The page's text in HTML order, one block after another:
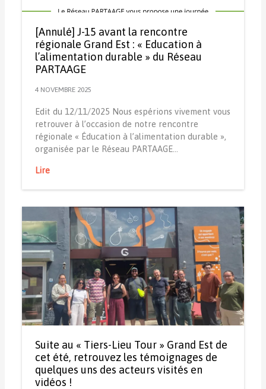
[Annulé] J-15 avant la rencontre
régionale Grand Est : « Education à
l’alimentation durable » du Réseau
PARTAAGE
4 NOVEMBRE 2025
Edit du 12/11/2025 Nous espérions vivement vous
retrouver à l’occasion de notre rencontre
régionale « Éducation à l’alimentation durable »,
organisée par le Réseau PARTAAGE…
Lire
Suite au « Tiers-Lieu Tour » Grand Est de
cet été, retrouvez les témoignages de
quelques uns des acteurs visités en
vidéos !